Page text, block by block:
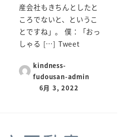
産会社もきちんとしたと
ころでないと、というこ
とですね」。 僕：「おっ
しゃる […] Tweet
kindness-
fudousan-admin
6月 3, 2022